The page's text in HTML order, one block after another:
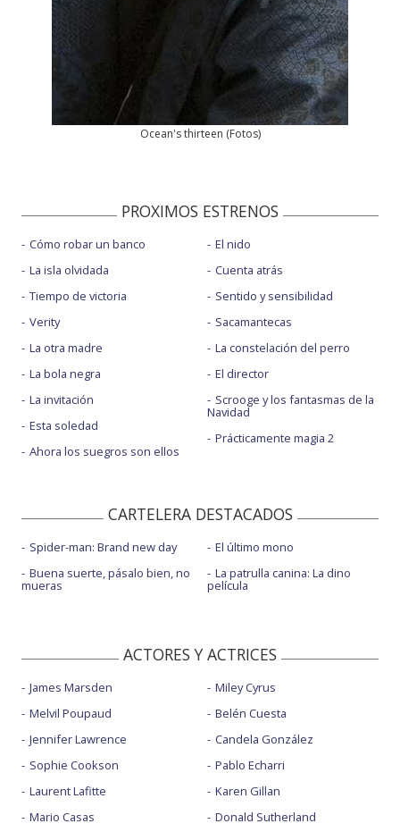
Ocean's thirteen (Fotos)
PROXIMOS ESTRENOS
Cómo robar un banco
La isla olvidada
Tiempo de victoria
Verity
La otra madre
La bola negra
La invitación
Esta soledad
Ahora los suegros son ellos
El nido
Cuenta atrás
Sentido y sensibilidad
Sacamantecas
La constelación del perro
El director
Scrooge y los fantasmas de la
Navidad
Prácticamente magia 2
CARTELERA DESTACADOS
Spider-man: Brand new day
Buena suerte, pásalo bien, no
mueras
El último mono
La patrulla canina: La dino
película
ACTORES Y ACTRICES
James Marsden
Melvil Poupaud
Jennifer Lawrence
Sophie Cookson
Laurent Lafitte
Mario Casas
Miley Cyrus
Belén Cuesta
Candela González
Pablo Echarri
Karen Gillan
Donald Sutherland